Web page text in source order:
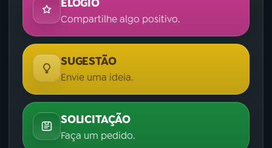
ELOGIO
Compartilhe algo positivo.
SUGESTÃO
Envie uma ideia.
SOLICITAÇÃO
Faça um pedido.